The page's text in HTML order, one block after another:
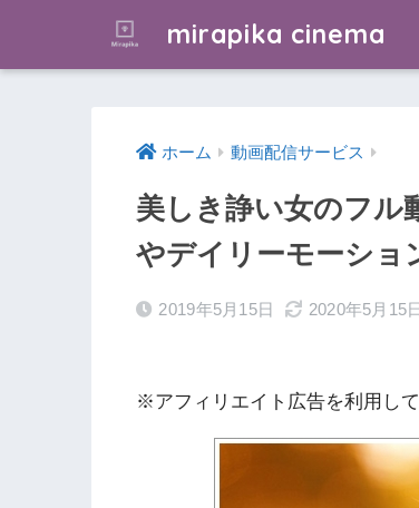
mirapika cinema
ホーム 動画配信サービス
美しき諍い女のフル
やデイリーモーショ
2019年5月15日 2020年5月15日
※アフィリエイト広告を利用し